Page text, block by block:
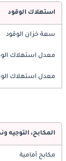
استهلاك الوقود
سعة خزان الوقود
معدل استهلاك
معدل استهلاك
المكابح، التوجيه
مكابح أمامية